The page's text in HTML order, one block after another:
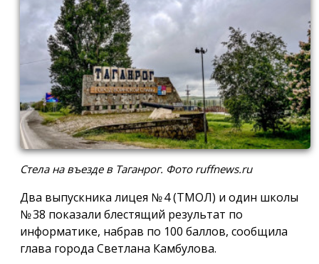
Стела на въезде в Таганрог. Фото ruffnews.ru
Два выпускника лицея № 4 (ТМОЛ) и один школы
№ 38 показали блестящий результат по
информатике, набрав по 100 баллов, сообщила
глава города Светлана Камбулова.